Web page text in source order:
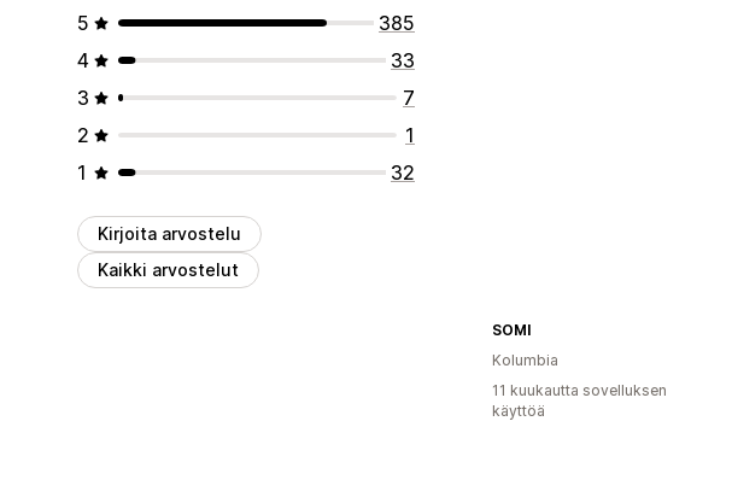
5
385
4
33
3
7
2
1
1
32
Kirjoita arvostelu
Kaikki arvostelut
SOMI
Kolumbia
11 kuukautta sovelluksen
käyttöä